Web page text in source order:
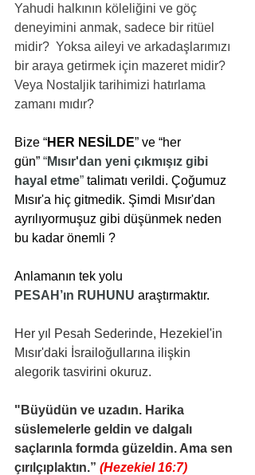
Yahudi halkının köleliğini ve göç
deneyimini anmak, sadece bir ritüel
midir?  Yoksa aileyi ve arkadaşlarımızı
bir araya getirmek için mazeret midir?
Veya Nostaljik tarihimizi hatırlama
zamanı mıdır?
Bize “HER NESİLDE” ve “her
gün” “Mısır'dan yeni çıkmışız gibi
hayal etme” talimatı verildi. Çoğumuz
Mısır'a hiç gitmedik. Şimdi Mısır'dan
ayrılıyormuşuz gibi düşünmek neden
bu kadar önemli ?
Anlamanın tek yolu
PESAH’ın RUHUNU araştırmaktır.
Her yıl Pesah Sederinde, Hezekiel'in
Mısır'daki İsrailoğullarına ilişkin
alegorik tasvirini okuruz.
"Büyüdün ve uzadın. Harika
süslemelerle geldin ve dalgalı
saçlarınla formda güzeldin. Ama sen
çırılçıplaktın.” (Hezekiel 16:7)